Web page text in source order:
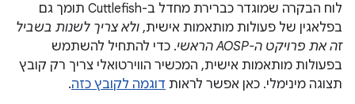
לוח הבקרה שמוגדר כברירת מחדל ב-Cuttlefish תומך גם
בפלאגין של פעולות מותאמות אישית, ולא צריך לשנות בשביל
זה את פרויקט ה-AOSP הראשי
. כדי להתחיל להשתמש
בפעולות מותאמות אישית, המכשיר הווירטואלי צריך רק קובץ
תצוגה מינימלי. כאן אפשר לראות דוגמה לקובץ כזה.